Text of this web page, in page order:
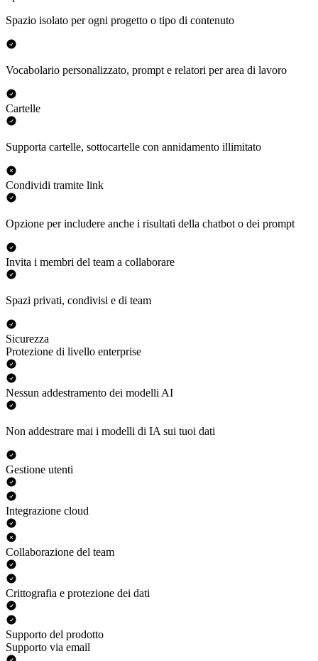
Spazio isolato per ogni progetto o tipo di contenuto
Vocabolario personalizzato, prompt e relatori per area di lavoro
Cartelle
Supporta cartelle, sottocartelle con annidamento illimitato
Condividi tramite link
Opzione per includere anche i risultati della chatbot o dei prompt
Invita i membri del team a collaborare
Spazi privati, condivisi e di team
Sicurezza
Protezione di livello enterprise
Nessun addestramento dei modelli AI
Non addestrare mai i modelli di IA sui tuoi dati
Gestione utenti
Integrazione cloud
Collaborazione del team
Crittografia e protezione dei dati
Supporto del prodotto
Supporto via email